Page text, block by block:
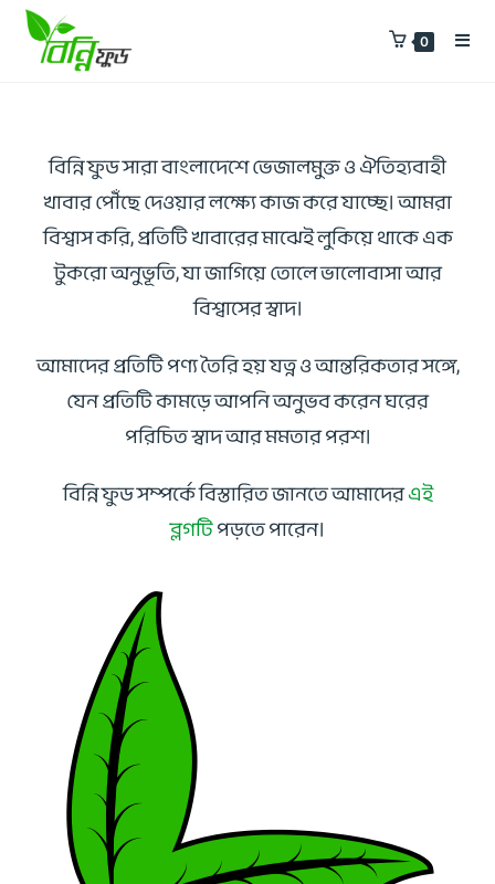
0
বিন্নি ফুড সারা বাংলাদেশে ভেজালমুক্ত ও ঐতিহ্যবাহী
খাবার পৌঁছে দেওয়ার লক্ষ্যে কাজ করে যাচ্ছে। আমরা
বিশ্বাস করি, প্রতিটি খাবারের মাঝেই লুকিয়ে থাকে এক
টুকরো অনুভূতি, যা জাগিয়ে তোলে ভালোবাসা আর
বিশ্বাসের স্বাদ।
আমাদের প্রতিটি পণ্য তৈরি হয় যত্ন ও আন্তরিকতার সঙ্গে,
যেন প্রতিটি কামড়ে আপনি অনুভব করেন ঘরের
পরিচিত স্বাদ আর মমতার পরশ।
বিন্নি ফুড সম্পর্কে বিস্তারিত জানতে আমাদেরএই
ব্লগটিপড়তে পারেন।